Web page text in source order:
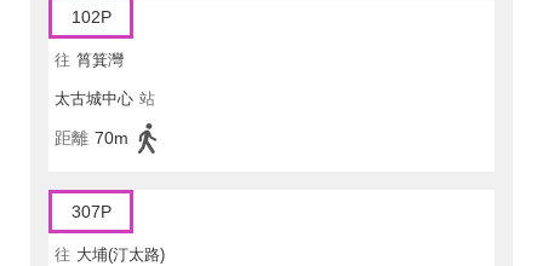
102P
往 筲箕灣
太古城中心 站
距離 70m
307P
往 大埔(汀太路)